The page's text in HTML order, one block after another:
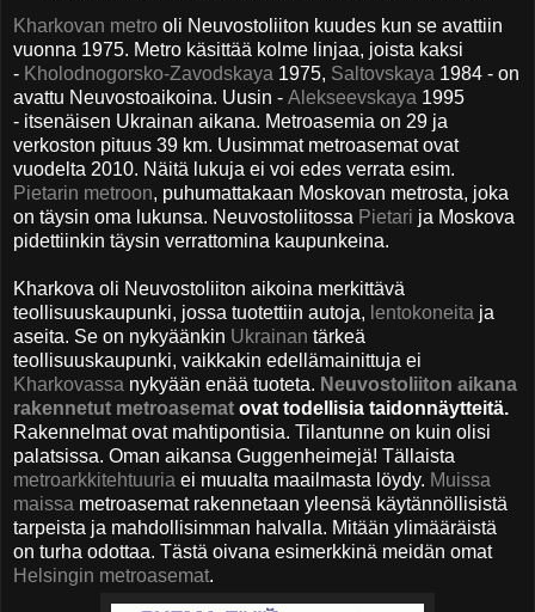
Kharkovan metro oli Neuvostoliiton kuudes kun se avattiin
vuonna 1975. Metro käsittää kolme linjaa, joista kaksi
- Kholodnogorsko-Zavodskaya 1975, Saltovskaya 1984 - on
avattu Neuvostoaikoina. Uusin - Alekseevskaya 1995
- itsenäisen Ukrainan aikana. Metroasemia on 29 ja
verkoston pituus 39 km. Uusimmat metroasemat ovat
vuodelta 2010. Näitä lukuja ei voi edes verrata esim.
Pietarin metroon, puhumattakaan Moskovan metrosta, joka
on täysin oma lukunsa. Neuvostoliitossa Pietari ja Moskova
pidettiinkin täysin verrattomina kaupunkeina.
Kharkova oli Neuvostoliiton aikoina merkittävä
teollisuuskaupunki, jossa tuotettiin autoja, lentokoneita ja
aseita. Se on nykyäänkin Ukrainan tärkeä
teollisuuskaupunki, vaikkakin edellämainittuja ei
Kharkovassa nykyään enää tuoteta. Neuvostoliiton aikana
rakennetut metroasemat ovat todellisia taidonnäytteitä.
Rakennelmat ovat mahtipontisia. Tilantunne on kuin olisi
palatsissa. Oman aikansa Guggenheimejä! Tällaista
metroarkkitehtuuria ei muualta maailmasta löydy. Muissa
maissa metroasemat rakennetaan yleensä käytännöllisistä
tarpeista ja mahdollisimman halvalla. Mitään ylimääräistä
on turha odottaa. Tästä oivana esimerkkinä meidän omat
Helsingin metroasemat.